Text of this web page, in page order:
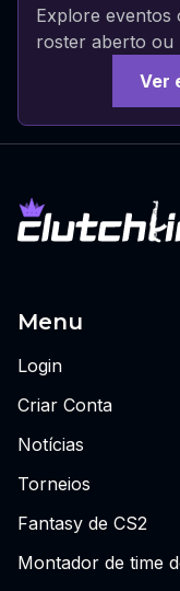
Explore eventos
roster aberto ou
Ver
Menu
Login
Criar Conta
Notícias
Torneios
Fantasy de CS2
Montador de time